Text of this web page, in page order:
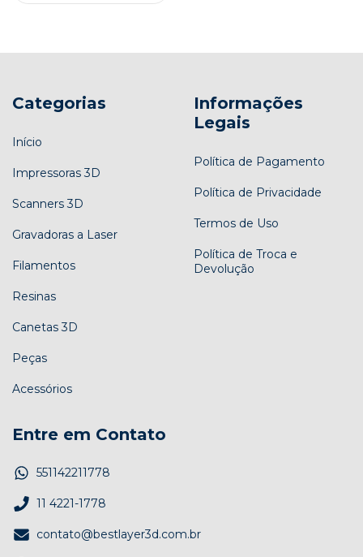
Categorias
Início
Impressoras 3D
Scanners 3D
Gravadoras a Laser
Filamentos
Resinas
Canetas 3D
Peças
Acessórios
Informações
Legais
Política de Pagamento
Política de Privacidade
Termos de Uso
Política de Troca e
Devolução
Entre em Contato
551142211778
11 4221-1778
contato@bestlayer3d.com.br